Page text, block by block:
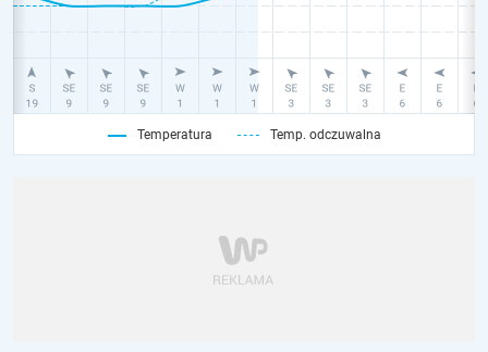
Temperatura Temp. odczuwalna